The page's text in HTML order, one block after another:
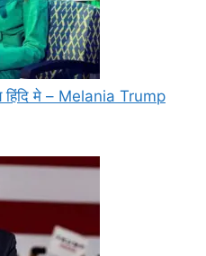
हिंदि मे – Melania Trump